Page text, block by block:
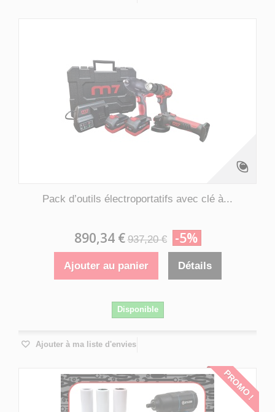
Pack d’outils électroportatifs avec clé à...
890,34 € 937,20 € -5%
Ajouter au panier Détails
Disponible
Ajouter à ma liste d'envies
PROMO !